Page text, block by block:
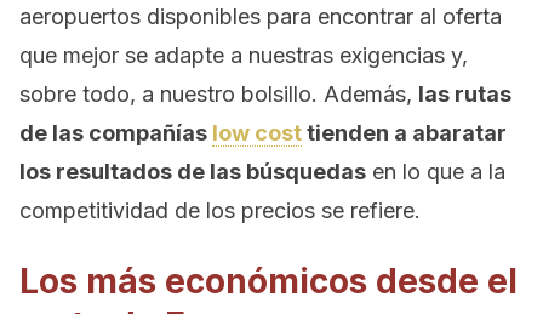
aeropuertos disponibles para encontrar al oferta
que mejor se adapte a nuestras exigencias y,
sobre todo, a nuestro bolsillo. Además, las rutas
de las compañías low costtienden a abaratar
los resultados de las búsquedas en lo que a la
competitividad de los precios se refiere.
Los más económicos desde el